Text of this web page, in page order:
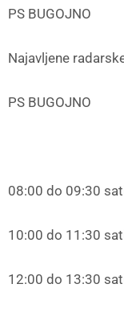
PS BUGOJNO
Najavljene
PS BUGOJNO
08:00 do 09:30
10:00 do 11:30
12:00 do 13:30